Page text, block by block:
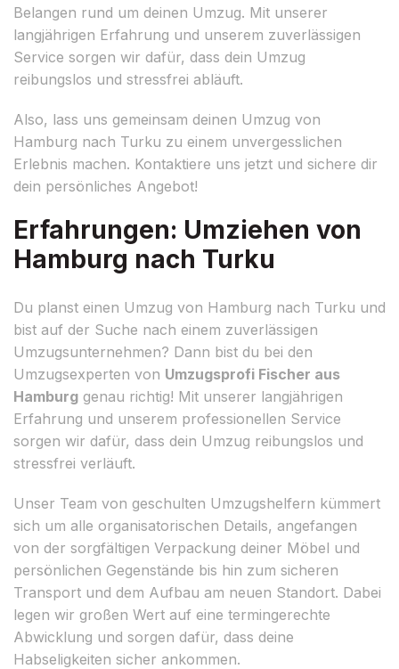
Belangen rund um deinen Umzug. Mit unserer
langjährigen Erfahrung und unserem zuverlässigen
Service sorgen wir dafür, dass dein Umzug
reibungslos und stressfrei abläuft.
Also, lass uns gemeinsam deinen Umzug von
Hamburg nach Turku zu einem unvergesslichen
Erlebnis machen. Kontaktiere uns jetzt und sichere dir
dein persönliches Angebot!
Erfahrungen: Umziehen von
Hamburg nach Turku
Du planst einen Umzug von Hamburg nach Turku und
bist auf der Suche nach einem zuverlässigen
Umzugsunternehmen? Dann bist du bei den
Umzugsexperten von Umzugsprofi Fischer aus
Hamburg genau richtig! Mit unserer langjährigen
Erfahrung und unserem professionellen Service
sorgen wir dafür, dass dein Umzug reibungslos und
stressfrei verläuft.
Unser Team von geschulten Umzugshelfern kümmert
sich um alle organisatorischen Details, angefangen
von der sorgfältigen Verpackung deiner Möbel und
persönlichen Gegenstände bis hin zum sicheren
Transport und dem Aufbau am neuen Standort. Dabei
legen wir großen Wert auf eine termingerechte
Abwicklung und sorgen dafür, dass deine
Habseligkeiten sicher ankommen.